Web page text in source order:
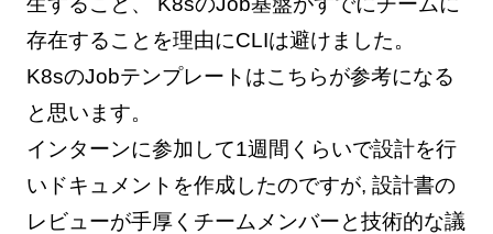
存在することを理由にCLIは避けました。
K8sのJobテンプレートはこちらが参考になる
と思います。
インターンに参加して1週間くらいで設計を行
いドキュメントを作成したのですが, 設計書の
レビューが手厚くチームメンバーと技術的な議